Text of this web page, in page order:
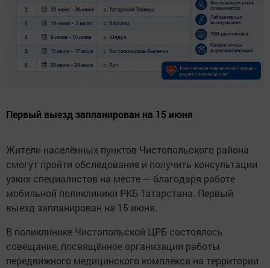
Первый выезд запланирован на 15 июня
Жители населённых пунктов Чистопольского района
смогут пройти обследование и получить консультации
узких специалистов на месте — благодаря работе
мобильной поликлиники РКБ Татарстана. Первый
выезд запланирован на 15 июня.
В поликлинике Чистопольской ЦРБ состоялось
совещание, посвящённое организации работы
передвижного медицинского комплекса на территории